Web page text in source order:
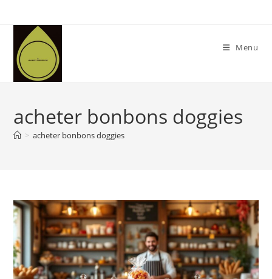
content
Menu
acheter bonbons doggies
> acheter bonbons doggies